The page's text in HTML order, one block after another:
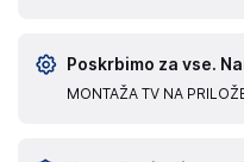
Poskrbimo za vse.
MONTAŽA TV NA